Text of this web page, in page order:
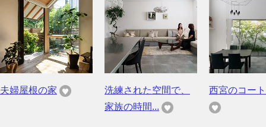
夫婦屋根の家
洗練された空間で、
家族の時間...
西宮のコー